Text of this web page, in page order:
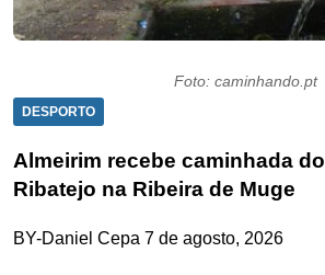
Foto: caminhando.pt
DESPORTO
Almeirim recebe caminhada
Ribatejo na Ribeira de Muge
BY-Daniel Cepa 7 de agosto, 2026